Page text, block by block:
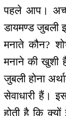
पहले आप।
डायमण्ड जुबली
मनाते कौन?
मनाने की खुशी
जुबली होना
सेवाधारी हैं।
होती है कि क्यों